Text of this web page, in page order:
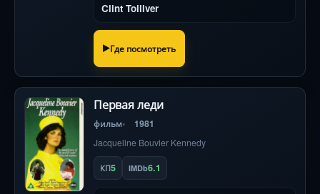
Clint Tolliver
Где посмотреть
Первая леди
фильм 1981
Jacqueline Bouvier Kennedy
КП5 IMDb6.1